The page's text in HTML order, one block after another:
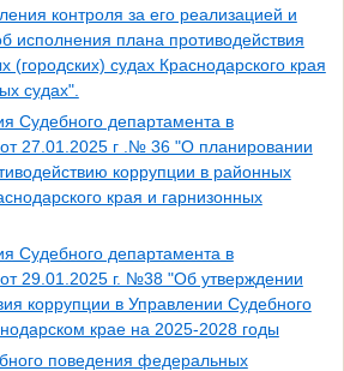
контроля за его реализацией и
исполнения плана противодействия
(городских) судах Краснодарского края
судах".
Судебного департамента в
27.01.2025 г .№ 36 "О планировании
коррупции в районных
края и гарнизонных
Судебного департамента в
29.01.2025 г. №38 "Об утверждении
коррупции в Управлении Судебного
крае на 2025-2028 годы
поведения федеральных